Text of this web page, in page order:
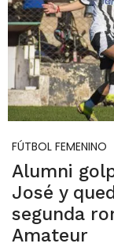
FÚTBOL FEMENINO
Alumni
José y
segunda
Amateur